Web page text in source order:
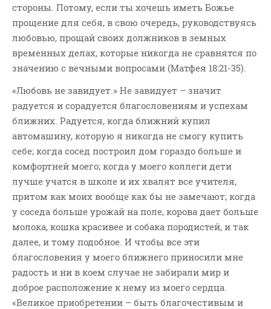
стороны. Потому, если ты хочешь иметь Божье
прощение для себя, в свою очередь, руководствуясь
любовью, прощай своих должников в земных
временных делах, которые никогда не сравнятся по
значению с вечными вопросами (Матфея 18:21-35).
«Любовь не завидует.» Не завидует – значит
радуется и сорадуется благословениям и успехам
ближних. Радуется, когда ближний купил
автомашину, которую я никогда не смогу купить
себе; когда сосед построил дом гораздо больше и
комфортней моего; когда у моего коллеги дети
лучше учатся в школе и их хвалят все учителя,
притом как моих вообще как бы не замечают; когда
у соседа больше урожай на поле, корова дает больше
молока, кошка красивее и собака породистей, и так
далее, и тому подобное. И чтобы все эти
благословения у моего ближнего приносили мне
радость и ни в коем случае не забирали мир и
доброе расположение к нему из моего сердца.
«Великое приобретении – быть благочестивым и